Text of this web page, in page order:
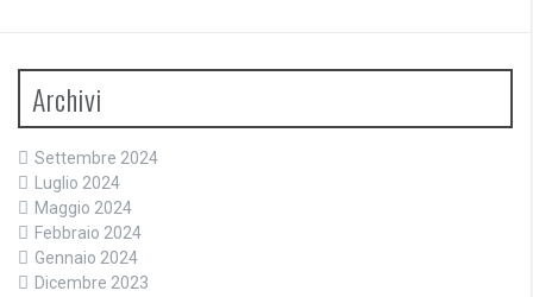
Archivi
Settembre 2024
Luglio 2024
Maggio 2024
Febbraio 2024
Gennaio 2024
Dicembre 2023